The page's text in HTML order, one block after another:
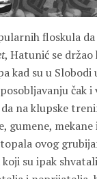
floskula
, Hatunić se
kad su u Slobodi
čak
na klupske
gumene,
ovog
su ipak